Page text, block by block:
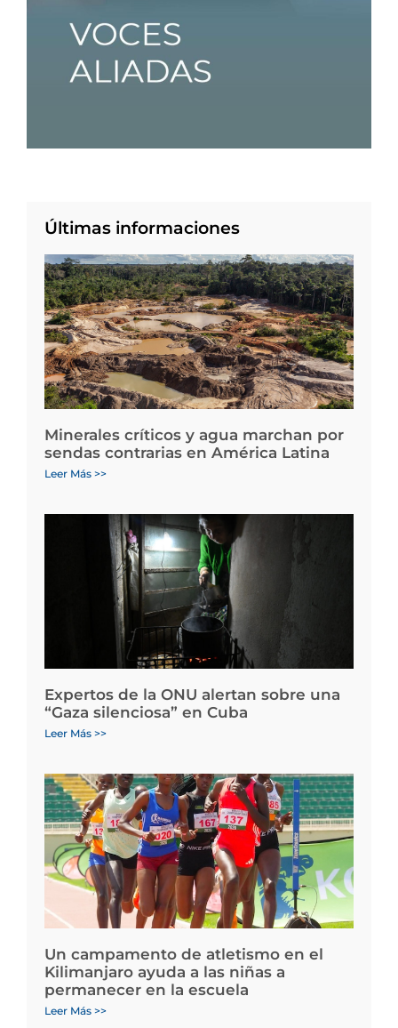
Últimas informaciones
Minerales críticos y agua marchan por
sendas contrarias en América Latina
Leer Más >>
Expertos de la ONU alertan sobre una
“Gaza silenciosa” en Cuba
Leer Más >>
Un campamento de atletismo en el
Kilimanjaro ayuda a las niñas a
permanecer en la escuela
Leer Más >>